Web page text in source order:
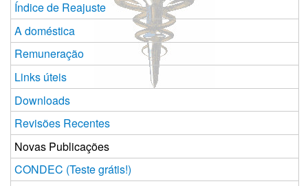
Índice de Reajuste
A doméstica
Remuneração
Links úteis
Downloads
Revisões Recentes
Novas Publicações
CONDEC (Teste grátis!)